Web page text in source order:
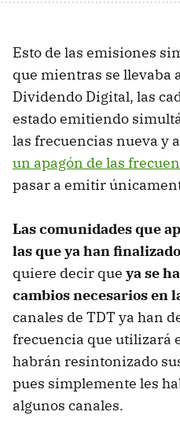
Esto de las emisiones
que mientras se llevaba
Dividendo Digital, las
estado emitiendo
las frecuencias nueva y
un apagón de las
pasar a emitir
Las comunidades que
las que ya han
quiere decir que ya se
cambios necesarios en
canales de TDT ya han
frecuencia que utilizará
habrán resintonizado
pues simplemente les
algunos canales.